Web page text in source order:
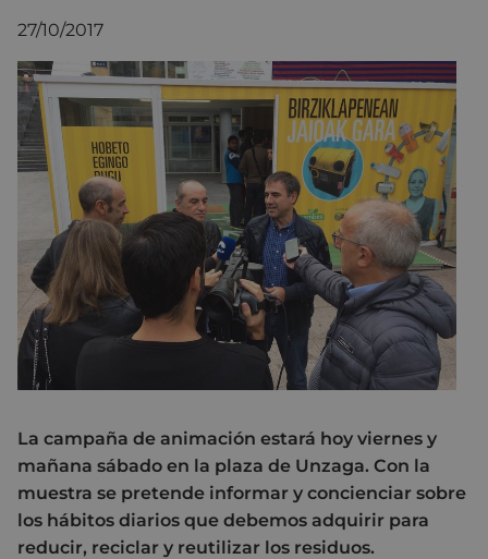
27/10/2017
La campaña de animación estará hoy viernes y
mañana sábado en la plaza de Unzaga. Con la
muestra se pretende informar y concienciar sobre
los hábitos diarios que debemos adquirir para
reducir, reciclar y reutilizar los residuos.